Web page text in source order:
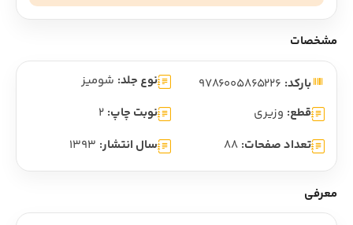
مشخصات
بارکد: نوع جلد: شومیز
قطع: وزیری نوبت چاپ: 2
تعداد صفحات: 88 سال انتشار: 1393
معرفی